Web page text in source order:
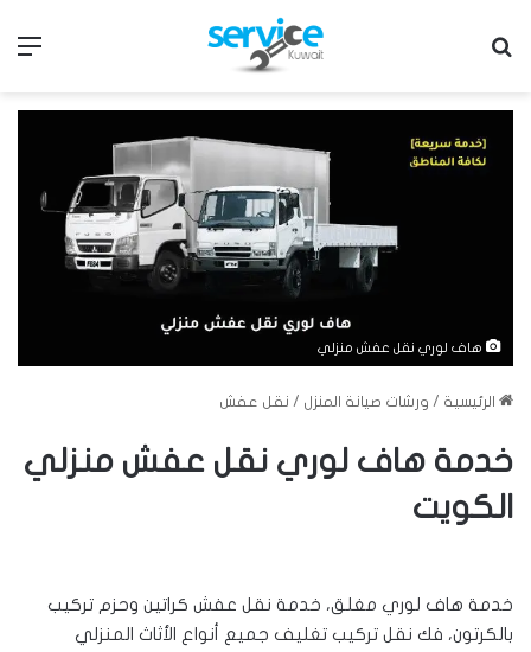
هاف لوري نقل عفش منزلي
الرئيسية / ورشات صيانة المنزل / نقل عفش
خدمة هاف لوري نقل عفش منزلي
الكويت
خدمة هاف لوري مغلق، خدمة نقل عفش كراتين وحزم تركيب
بالكرتون، فك نقل تركيب تغليف جميع أنواع الأثاث المنزلي